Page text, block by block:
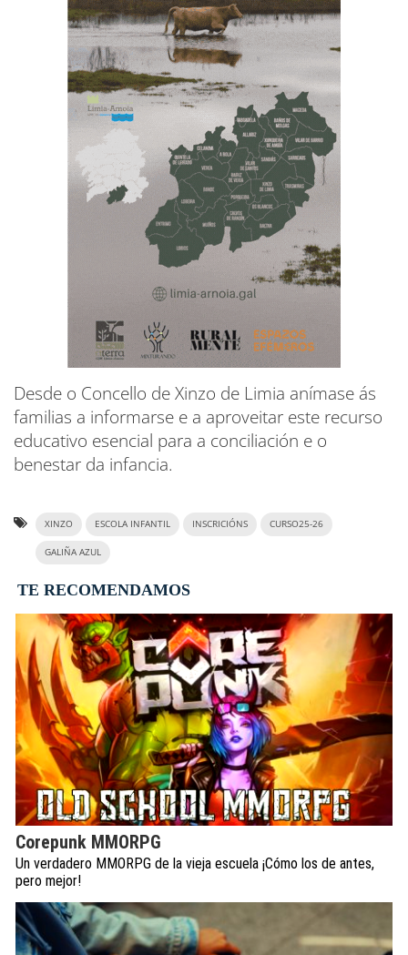
Desde o Concello de Xinzo de Limia anímase ás
familias a informarse e a aproveitar este recurso
educativo esencial para a conciliación e o
benestar da infancia.
XINZO ESCOLA INFANTIL INSCRICIÓNS CURSO25-26
GALIÑA AZUL
TE RECOMENDAMOS
Corepunk MMORPG
Un verdadero MMORPG de la vieja escuela ¡Cómo los de antes,
pero mejor!